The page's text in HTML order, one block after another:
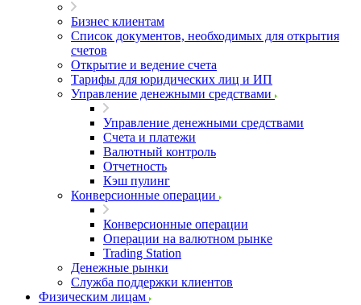
Бизнес клиентам
Список документов, необходимых для открытия
счетов
Открытие и ведение счета
Тарифы для юридических лиц и ИП
Управление денежными средствами
Управление денежными средствами
Счета и платежи
Валютный контроль
Отчетность
Кэш пулинг
Конверсионные операции
Конверсионные операции
Операции на валютном рынке
Trading Station
Денежные рынки
Служба поддержки клиентов
Физическим лицам